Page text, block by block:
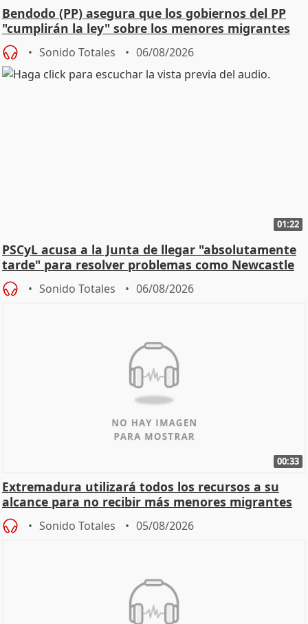
Bendodo (PP) asegura que los gobiernos del PP
"cumplirán la ley" sobre los menores migrantes
Sonido Totales 06/08/2026
01:22
PSCyL acusa a la Junta de llegar "absolutamente
tarde" para resolver problemas como Newcastle
Sonido Totales 06/08/2026
00:33
Extremadura utilizará todos los recursos a su
alcance para no recibir más menores migrantes
Sonido Totales 05/08/2026